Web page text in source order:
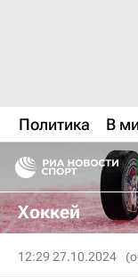
Политика В
Хоккей
12:29 27.10.2024